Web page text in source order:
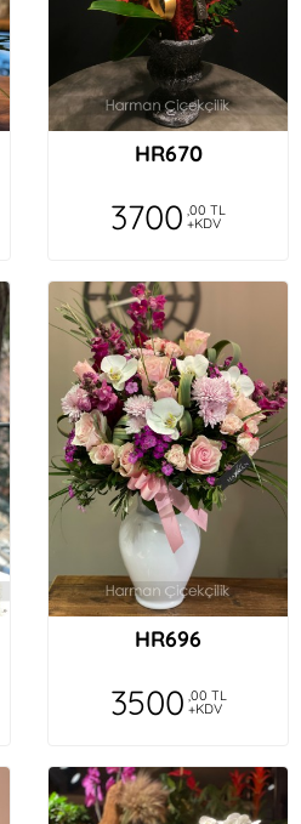
HR670
3700 ,00 TL
+KDV
HR696
3500 ,00 TL
+KDV